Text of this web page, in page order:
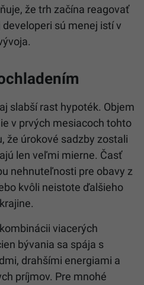
že trh začína reagovať
sú menej istí v
slabší rast hypoték. Objem
v prvých mesiacoch tohto
že úrokové sadzby zostali
len veľmi mierne. Časť
nehnuteľnosti pre obavy z
kvôli neistote ďalšieho
viacerých
bývania sa spája s
drahšími energiami a
príjmov. Pre mnohé